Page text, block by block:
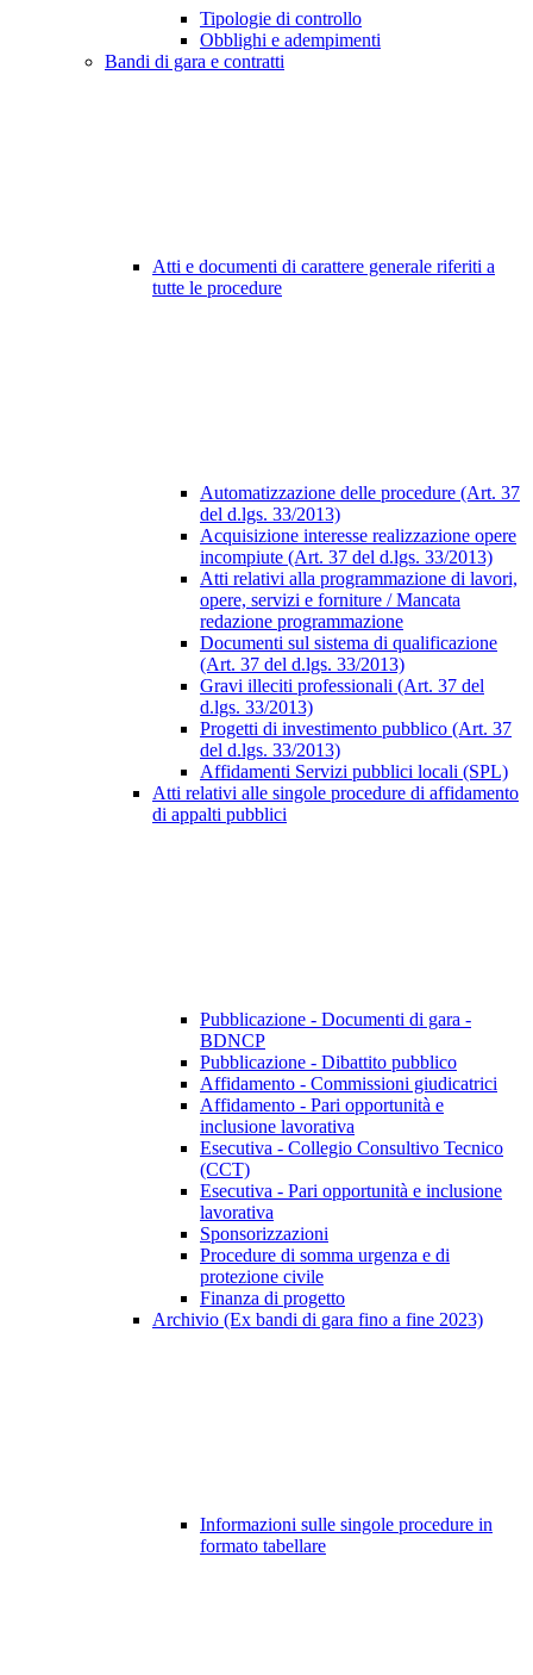
Tipologie di controllo
Obblighi e adempimenti
Bandi di gara e contratti
Atti e documenti di carattere generale riferiti a
tutte le procedure
Automatizzazione delle procedure (Art. 37
del d.lgs. 33/2013)
Acquisizione interesse realizzazione opere
incompiute (Art. 37 del d.lgs. 33/2013)
Atti relativi alla programmazione di lavori,
opere, servizi e forniture / Mancata
redazione programmazione
Documenti sul sistema di qualificazione
(Art. 37 del d.lgs. 33/2013)
Gravi illeciti professionali (Art. 37 del
d.lgs. 33/2013)
Progetti di investimento pubblico (Art. 37
del d.lgs. 33/2013)
Affidamenti Servizi pubblici locali (SPL)
Atti relativi alle singole procedure di affidamento
di appalti pubblici
Pubblicazione - Documenti di gara -
BDNCP
Pubblicazione - Dibattito pubblico
Affidamento - Commissioni giudicatrici
Affidamento - Pari opportunità e
inclusione lavorativa
Esecutiva - Collegio Consultivo Tecnico
(CCT)
Esecutiva - Pari opportunità e inclusione
lavorativa
Sponsorizzazioni
Procedure di somma urgenza e di
protezione civile
Finanza di progetto
Archivio (Ex bandi di gara fino a fine 2023)
Informazioni sulle singole procedure in
formato tabellare